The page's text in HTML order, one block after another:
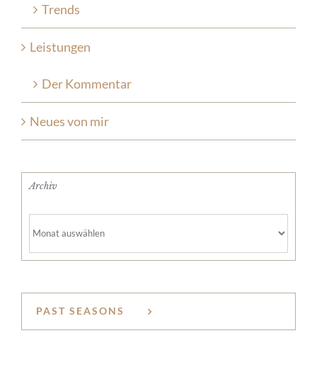
Trends
Leistungen
Der Kommentar
Neues von mir
Archiv
PAST SEASONS